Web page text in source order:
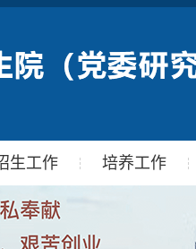
生工作 培养工作